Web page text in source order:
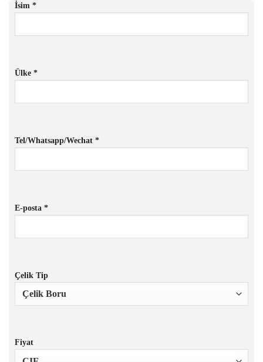
İsim *
Ülke *
Tel/Whatsapp/Wechat *
E-posta *
Çelik Tip
Fiyat